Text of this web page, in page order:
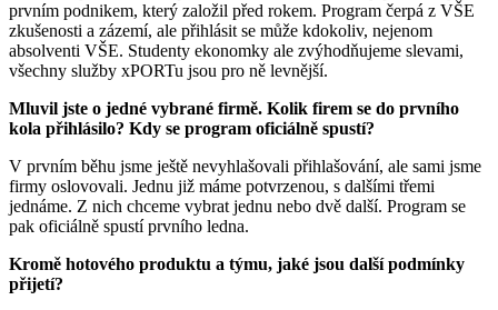
prvním podnikem, který založil před rokem. Program čerpá z VŠE
zkušenosti a zázemí, ale přihlásit se může kdokoliv, nejenom
absolventi VŠE. Studenty ekonomky ale zvýhodňujeme slevami,
všechny služby xPORTu jsou pro ně levnější.
Mluvil jste o jedné vybrané firmě. Kolik firem se do prvního
kola přihlásilo? Kdy se program oficiálně spustí?
V prvním běhu jsme ještě nevyhlašovali přihlašování, ale sami jsme
firmy oslovovali. Jednu již máme potvrzenou, s dalšími třemi
jednáme. Z nich chceme vybrat jednu nebo dvě další. Program se
pak oficiálně spustí prvního ledna.
Kromě hotového produktu a týmu, jaké jsou další podmínky
přijetí?